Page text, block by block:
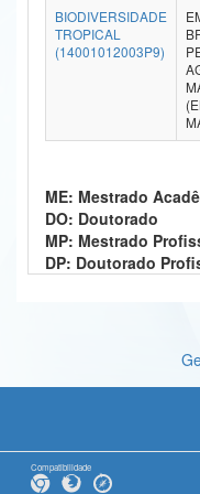
Ministério da Ciência,
Controladoria-Geral da União
Ministério da Mulher, da Família e
Banco Central do Brasil
BIODIVERSIDADE
TROPICAL
(14001012003P9)
ME: Mestrado
DO: Doutorado
MP: Mestrado
DP: Doutorado
Compatibilidade